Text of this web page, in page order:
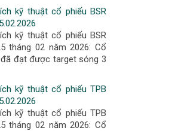
kỹ thuật cổ phiếu BSR
kỹ thuật cổ phiếu BSR
tháng 02 năm 2026: Cổ
đã đạt được target sóng 3
kỹ thuật cổ phiếu TPB
kỹ thuật cổ phiếu TPB
tháng 02 năm 2026: Cổ